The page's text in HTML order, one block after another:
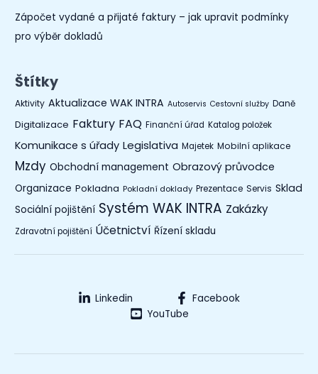
Zápočet vydané a přijaté faktury – jak upravit podmínky
pro výběr dokladů
Štítky
Aktivity Aktualizace WAK INTRA Autoservis Cestovní služby Daně
Digitalizace Faktury FAQ Finanční úřad Katalog položek
Komunikace s úřady Legislativa Majetek Mobilní aplikace
Mzdy Obchodní management Obrazový průvodce
Organizace Pokladna Pokladní doklady Prezentace Servis Sklad
Sociální pojištění Systém WAK INTRA Zakázky
Zdravotní pojištění Účetnictví Řízení skladu
Linkedin
Facebook
YouTube